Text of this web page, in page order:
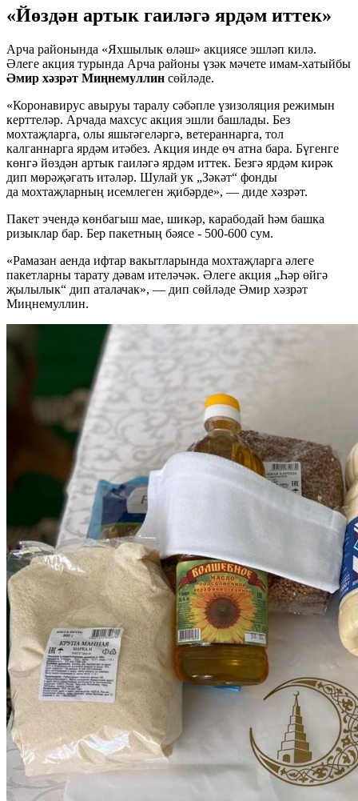
«Йөздән артык гаиләгә ярдәм иттек»
Арча районында «Яхшылык өләш» акциясе эшләп килә.
Әлеге акция турында Арча районы үзәк мәчете имам-хатыйбы
Әмир хәзрәт Миңнемуллин сөйләде.
«Коронавирус авыруы таралу сәбәпле үзизоляция режимын
керттеләр. Арчада махсус акция эшли башлады. Без
мохтаҗларга, олы яшьтәгеләргә, ветераннарга, тол
калганнарга ярдәм итәбез. Акция инде өч атна бара. Бүгенге
көнгә йөздән артык гаиләгә ярдәм иттек. Безгә ярдәм кирәк
дип мөрәҗәгать итәләр. Шулай ук „Зәкәт“ фонды
да мохтаҗларның исемлеген җибәрде», — диде хәзрәт.
Пакет эчендә көнбагыш мае, шикәр, карабодай һәм башка
ризыклар бар. Бер пакетның бәясе - 500-600 сум.
«Рамазан аенда ифтар вакытларында мохтаҗларга әлеге
пакетларны тарату дәвам ителәчәк. Әлеге акция „Һәр өйгә
җылылык“ дип аталачак», — дип сөйләде Әмир хәзрәт
Миңнемуллин.